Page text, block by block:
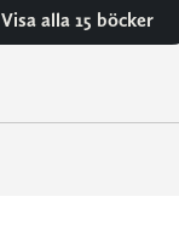
Visa alla 15 böcker